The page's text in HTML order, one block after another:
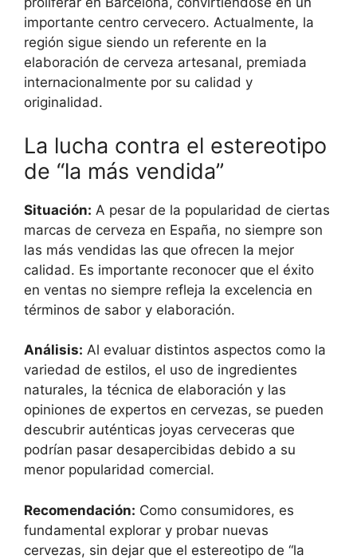
importante centro cervecero. Actualmente, la
región sigue siendo un referente en la
elaboración de cerveza artesanal, premiada
internacionalmente por su calidad y
originalidad.
La lucha contra el estereotipo
de “la más vendida”
Situación: A pesar de la popularidad de ciertas
marcas de cerveza en España, no siempre son
las más vendidas las que ofrecen la mejor
calidad. Es importante reconocer que el éxito
en ventas no siempre refleja la excelencia en
términos de sabor y elaboración.
Análisis: Al evaluar distintos aspectos como la
variedad de estilos, el uso de ingredientes
naturales, la técnica de elaboración y las
opiniones de expertos en cervezas, se pueden
descubrir auténticas joyas cerveceras que
podrían pasar desapercibidas debido a su
menor popularidad comercial.
Recomendación: Como consumidores, es
fundamental explorar y probar nuevas
cervezas, sin dejar que el estereotipo de “la